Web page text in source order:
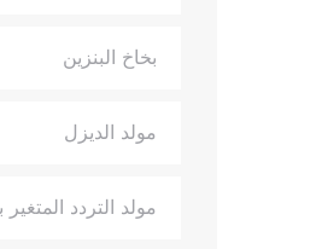
بخاخ البنزين
مولد الديزل
مولد التردد